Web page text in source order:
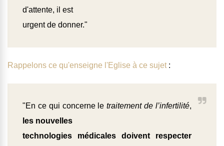
d'attente, il est
urgent de donner."
Rappelons ce qu'enseigne l'Eglise à ce sujet:
"En ce qui concerne le traitement de l’infertilité,
les nouvelles
technologies médicales doivent respecter